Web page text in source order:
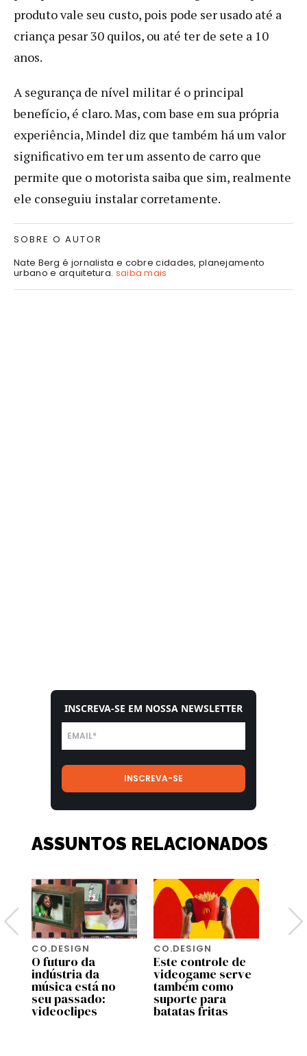
produto vale seu custo, pois pode ser usado até a
criança pesar 30 quilos, ou até ter de sete a 10
anos.
A segurança de nível militar é o principal
benefício, é claro. Mas, com base em sua própria
experiência, Mindel diz que também há um valor
significativo em ter um assento de carro que
permite que o motorista saiba que sim, realmente
ele conseguiu instalar corretamente.
SOBRE O AUTOR
Nate Berg é jornalista e cobre cidades, planejamento
urbano e arquitetura. saiba mais
INSCREVA-SE EM NOSSA NEWSLETTER
ASSUNTOS RELACIONADOS
CO.DESIGN
O futuro da
indústria da
música está no
seu passado:
videoclipes
CO.DESIGN
Este controle de
videogame serve
também como
suporte para
batatas fritas